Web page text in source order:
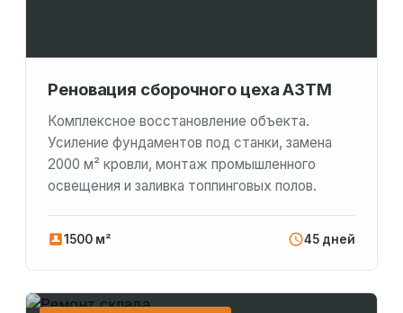
Реновация сборочного цеха АЗТМ
Комплексное восстановление объекта.
Усиление фундаментов под станки, замена
2000 м² кровли, монтаж промышленного
освещения и заливка топпинговых полов.
1500 м² 45 дней